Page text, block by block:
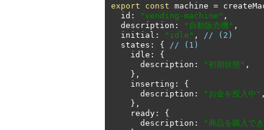
export const machine =
  id
: "vending-machine" ,
  description
: "自動販売機" ,
  initial
: "idle" ,
// (2)
  states
: {
// (1)
    idle
:
{
      description
: "初期状態" ,
},
    inserting
:
{
      description
: "お金を投入中" ,
},
    ready
:
{
      description
: "商品を購入で